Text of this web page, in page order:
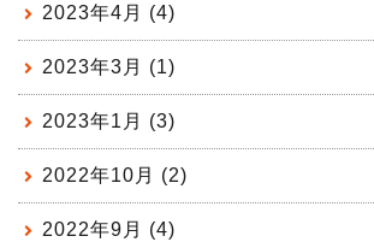
2023年4月 (4)
2023年3月 (1)
2023年1月 (3)
2022年10月 (2)
2022年9月 (4)